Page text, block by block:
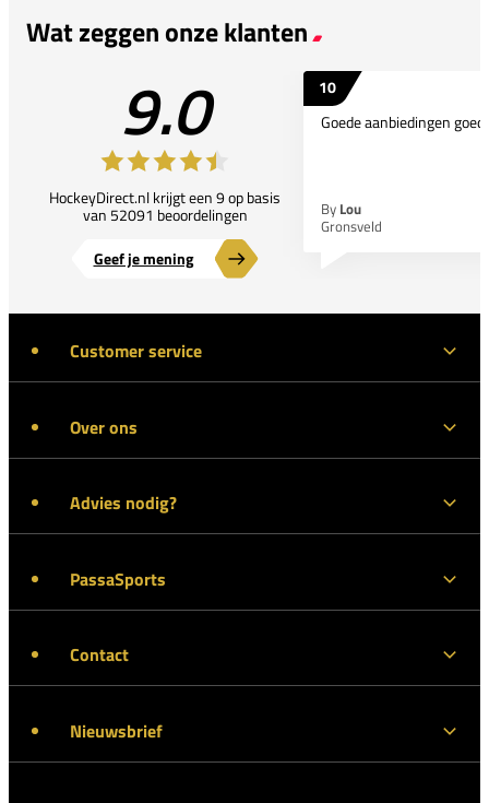
Wat zeggen onze klanten
9.0
HockeyDirect.nl krijgt een 9 op basis
van 52091 beoordelingen
Geef je mening
10
Goede aanbiedingen
By Lou
Gronsveld
Customer service
Over ons
Advies nodig?
PassaSports
Contact
Nieuwsbrief